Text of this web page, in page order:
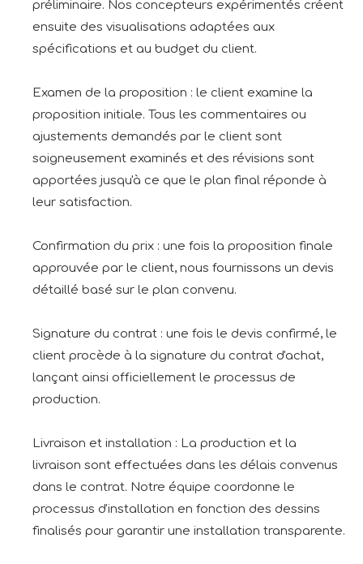
préliminaire. Nos concepteurs expérimentés créent
ensuite des visualisations adaptées aux
spécifications et au budget du client.
Examen de la proposition : le client examine la
proposition initiale. Tous les commentaires ou
ajustements demandés par le client sont
soigneusement examinés et des révisions sont
apportées jusqu'à ce que le plan final réponde à
leur satisfaction.
Confirmation du prix : une fois la proposition finale
approuvée par le client, nous fournissons un devis
détaillé basé sur le plan convenu.
Signature du contrat : une fois le devis confirmé, le
client procède à la signature du contrat d'achat,
lançant ainsi officiellement le processus de
production.
Livraison et installation : La production et la
livraison sont effectuées dans les délais convenus
dans le contrat. Notre équipe coordonne le
processus d'installation en fonction des dessins
finalisés pour garantir une installation transparente.